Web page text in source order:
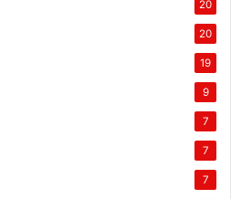
20
20
19
9
7
7
7